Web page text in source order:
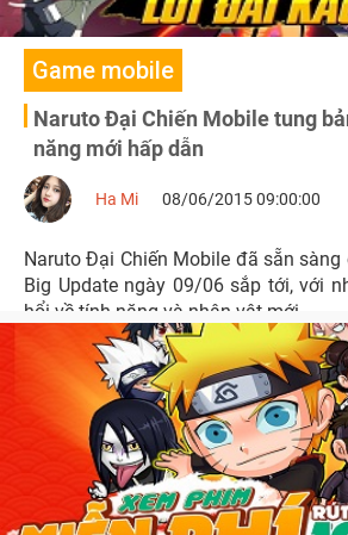
Game mobile
Naruto Đại Chiến Mobile tung
năng mới hấp dẫn
Ha Mi 08/06/2015 09:00:00
Naruto Đại Chiến Mobile đã sẵn
Big Update ngày 09/06 sắp tới, với
hổi về tính năng và nhân vật mới